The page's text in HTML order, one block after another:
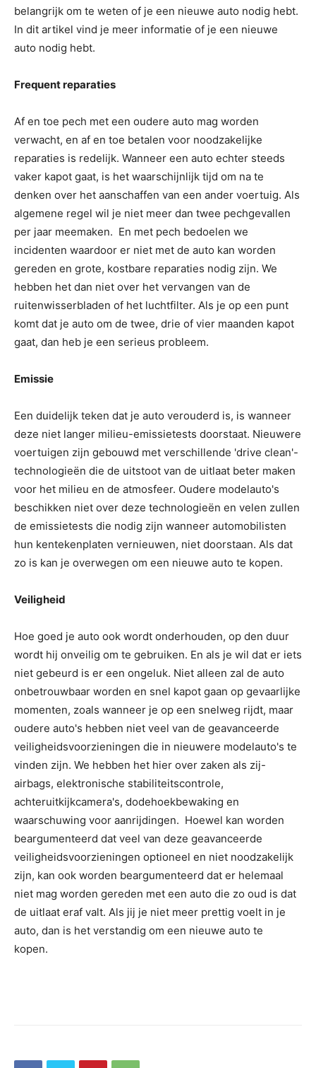
belangrijk om te weten of je een nieuwe auto nodig hebt.
In dit artikel vind je meer informatie of je een nieuwe
auto nodig hebt.
Frequent reparaties
Af en toe pech met een oudere auto mag worden
verwacht, en af ​​en toe betalen voor noodzakelijke
reparaties is redelijk. Wanneer een auto echter steeds
vaker kapot gaat, is het waarschijnlijk tijd om na te
denken over het aanschaffen van een ander voertuig. Als
algemene regel wil je niet meer dan twee pechgevallen
per jaar meemaken. En met pech bedoelen we
incidenten waardoor er niet met de auto kan worden
gereden en grote, kostbare reparaties nodig zijn. We
hebben het dan niet over het vervangen van de
ruitenwisserbladen of het luchtfilter. Als je op een punt
komt dat je auto om de twee, drie of vier maanden kapot
gaat, dan heb je een serieus probleem.
Emissie
Een duidelijk teken dat je auto verouderd is, is wanneer
deze niet langer milieu-emissietests doorstaat. Nieuwere
voertuigen zijn gebouwd met verschillende 'drive clean'-
technologieën die de uitstoot van de uitlaat beter maken
voor het milieu en de atmosfeer. Oudere modelauto's
beschikken niet over deze technologieën en velen zullen
de emissietests die nodig zijn wanneer automobilisten
hun kentekenplaten vernieuwen, niet doorstaan. Als dat
zo is kan je overwegen om een nieuwe auto te kopen.
Veiligheid
Hoe goed je auto ook wordt onderhouden, op den duur
wordt hij onveilig om te gebruiken. En als je wil dat er iets
niet gebeurd is er een ongeluk. Niet alleen zal de auto
onbetrouwbaar worden en snel kapot gaan op gevaarlijke
momenten, zoals wanneer je op een snelweg rijdt, maar
oudere auto's hebben niet veel van de geavanceerde
veiligheidsvoorzieningen die in nieuwere modelauto's te
vinden zijn. We hebben het hier over zaken als zij-
airbags, elektronische stabiliteitscontrole,
achteruitkijkcamera's, dodehoekbewaking en
waarschuwing voor aanrijdingen. Hoewel kan worden
beargumenteerd dat veel van deze geavanceerde
veiligheidsvoorzieningen optioneel en niet noodzakelijk
zijn, kan ook worden beargumenteerd dat er helemaal
niet mag worden gereden met een auto die zo oud is dat
de uitlaat eraf valt. Als jij je niet meer prettig voelt in je
auto, dan is het verstandig om een nieuwe auto te
kopen.